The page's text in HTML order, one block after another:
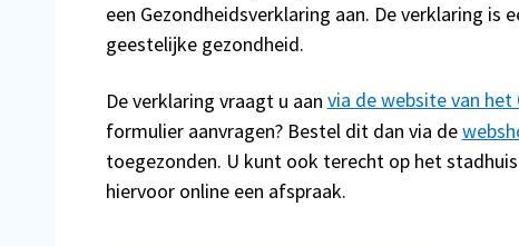
een Gezondheidsverklaring aan. De verklaring
geestelijke gezondheid.
De verklaring vraagt u aan via de website van het
formulier aanvragen? Bestel dit dan via de
toegezonden. U kunt ook terecht op het
hiervoor online een afspraak.